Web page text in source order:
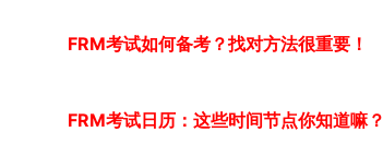
FRM考试如何备考？找对方法很重要！
FRM考试日历：这些时间节点你知道嘛？